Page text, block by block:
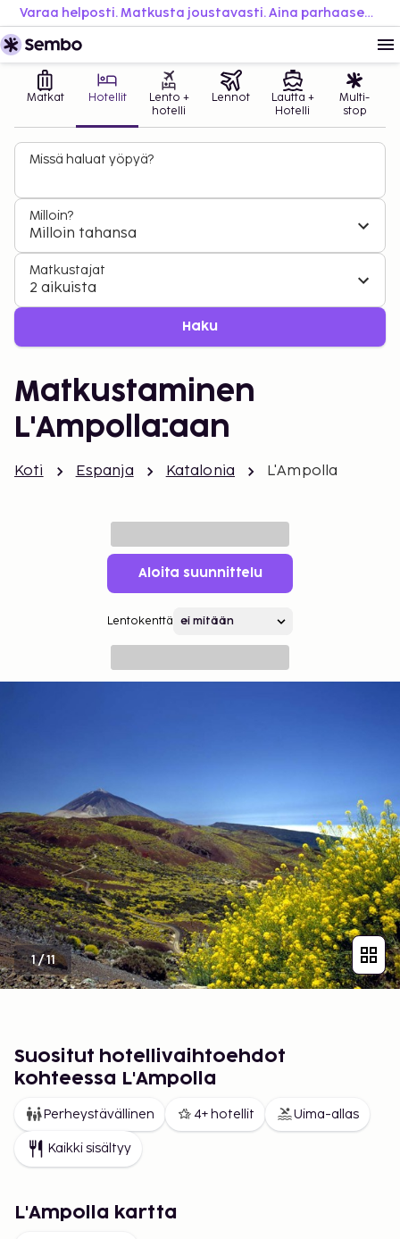
Varaa helposti. Matkusta joustavasti. Aina parhaaseen hintaan.
Matkat Hotellit
Lento +
hotelli
Lennot
Lautta +
Hotelli
Multi-
stop
Missä haluat yöpyä?
Milloin?
Milloin tahansa
Matkustajat
2 aikuista
Haku
Matkustaminen
L'Ampolla:aan
Koti Espanja Katalonia L'Ampolla
Aloita suunnittelu
Lentokenttä
1/11
Suositut hotellivaihtoehdot
kohteessa L'Ampolla
Perheystävällinen 4+ hotellit Uima-allas
Kaikki sisältyy
L'Ampolla kartta